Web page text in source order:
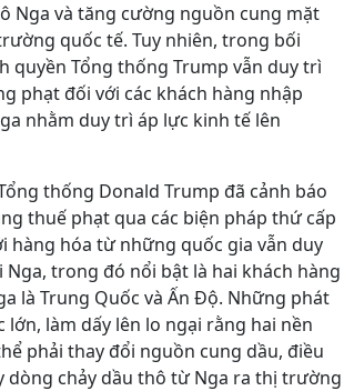
Nga và tăng cường nguồn cung mặt
quốc tế. Tuy nhiên, trong bối
quyền Tổng thống Trump vẫn duy trì
phạt đối với các khách hàng nhập
nhằm duy trì áp lực kinh tế lên
thống Donald Trump đã cảnh báo
thuế phạt qua các biện pháp thứ cấp
hàng hóa từ những quốc gia vẫn duy
trong đó nổi bật là hai khách hàng
là Trung Quốc và Ấn Độ. Những phát
lớn, làm dấy lên lo ngại rằng hai nền
phải thay đổi nguồn cung dầu, điều
dòng chảy dầu thô từ Nga ra thị trường